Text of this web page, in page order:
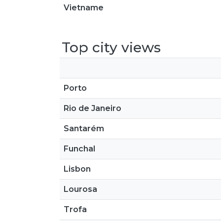
Vietname
Top city views
Porto
Rio de Janeiro
Santarém
Funchal
Lisbon
Lourosa
Trofa